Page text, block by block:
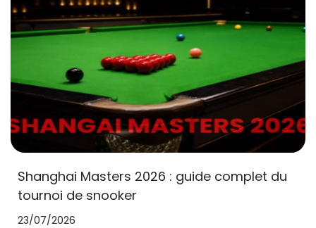
Shanghai Masters 2026 : guide complet du
tournoi de snooker
23/07/2026